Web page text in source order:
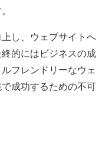
し、ウェブサイトへ
的にはビジネスの成
フレンドリーなウェ
成功するための不可